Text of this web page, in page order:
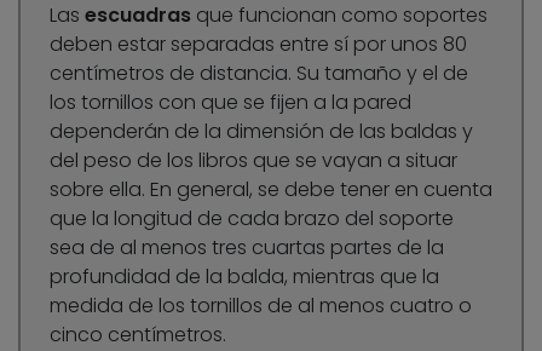
Las escuadras que funcionan como soportes
deben estar separadas entre sí por unos 80
centímetros de distancia. Su tamaño y el de
los tornillos con que se fijen a la pared
dependerán de la dimensión de las baldas y
del peso de los libros que se vayan a situar
sobre ella. En general, se debe tener en cuenta
que la longitud de cada brazo del soporte
sea de al menos tres cuartas partes de la
profundidad de la balda, mientras que la
medida de los tornillos de al menos cuatro o
cinco centímetros.